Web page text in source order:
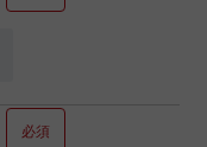
必須